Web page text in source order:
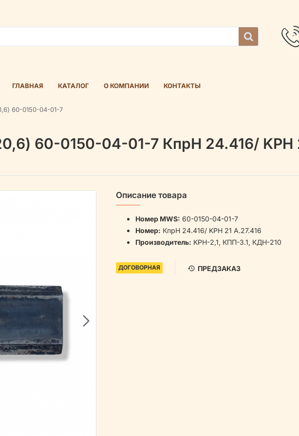
ГЛАВНАЯ КАТАЛОГ О КОМПАНИИ КОНТАКТЫ
60-0150-04-01-7
60-0150-04-01-7 КпрН 24.416/ KPH
Описание товара
Номер MWS: 60-0150-04-01-7
Номер: КпрН 24.416/ KPH 21 А.27.416
Производитель: KPH-2,1, КПП-3.1, КДН-210
ДОГОВОРНАЯ ПРЕДЗАКАЗ